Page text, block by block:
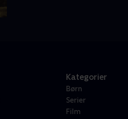
Kategorier
Børn
Serier
Film